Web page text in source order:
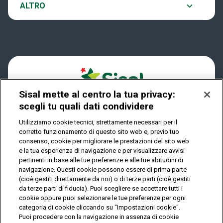
Play Your Date
Dove si gioca
Quanto si vince
Come riscuotere
ALTRO
Notifiche
Privacy
IL GIOCO È VIETATO AI MINORI E PUÒ CAUSARE
DIPENDENZA PATOLOGICA
© Copyright Sisal Italia S.p.A. - P.I. 02433760135
Privacy Cookies
Mappa
del
sito
Sisal mette al centro la tua privacy:
scegli tu quali dati condividere
Utilizziamo cookie tecnici, strettamente necessari per il
corretto funzionamento di questo sito web e, previo tuo
consenso, cookie per migliorare le prestazioni del sito web
e la tua esperienza di navigazione e per visualizzare avvisi
pertinenti in base alle tue preferenze e alle tue abitudini di
navigazione. Questi cookie possono essere di prima parte
(cioè gestiti direttamente da noi) o di terze parti (cioè gestiti
da terze parti di fiducia). Puoi scegliere se accettare tutti i
cookie oppure puoi selezionare le tue preferenze per ogni
categoria di cookie cliccando su "Impostazioni cookie".
Puoi procedere con la navigazione in assenza di cookie